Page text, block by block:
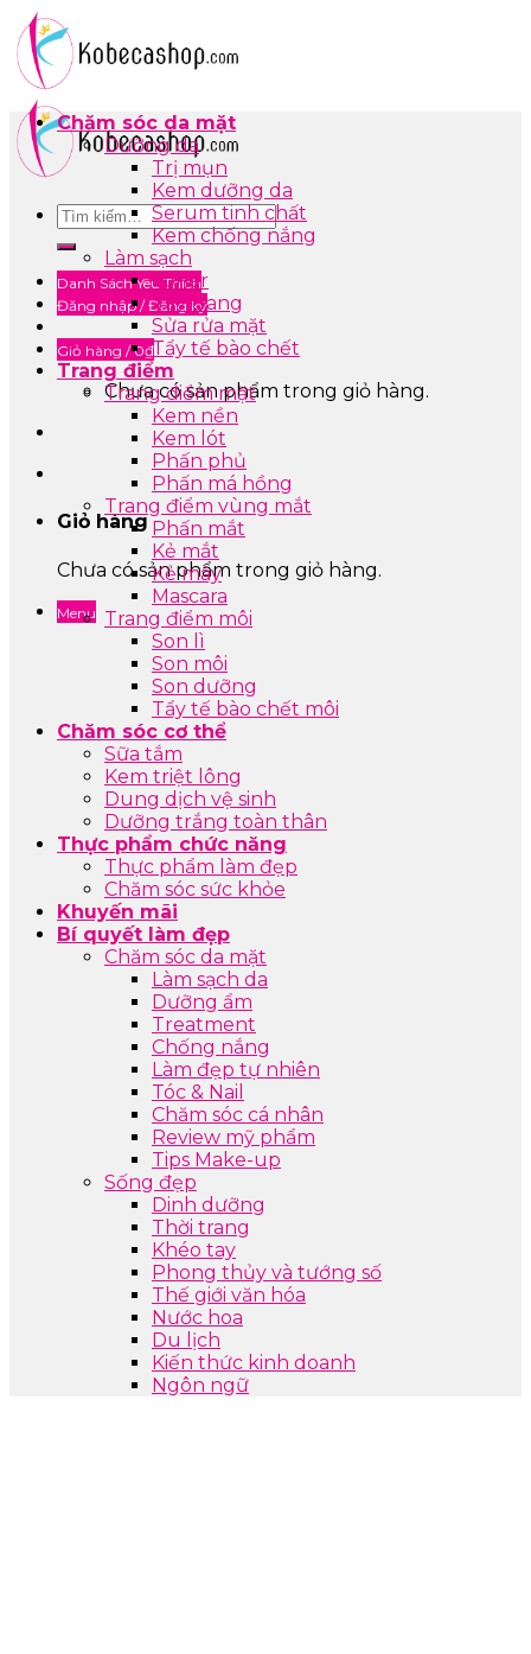
Skip
to
content
Tìm
kiếm:
Danh Sách Yêu Thích
Đăng nhập / Đăng ký
Giỏ hàng /0₫
Chưa có sản phẩm trong giỏ hàng.
Giỏ hàng
Chưa có sản phẩm trong giỏ hàng.
Menu
Chăm sóc da mặt
Dưỡng da
Trị mụn
Kem dưỡng da
Serum tinh chất
Kem chống nắng
Làm sạch
Toner
Tẩy trang
Sửa rửa mặt
Tẩy tế bào chết
Trang điểm
Trang điểm mặt
Kem nền
Kem lót
Phấn phủ
Phấn má hồng
Trang điểm vùng mắt
Phấn mắt
Kẻ mắt
Kẻ mày
Mascara
Trang điểm môi
Son lì
Son môi
Son dưỡng
Tẩy tế bào chết môi
Chăm sóc cơ thể
Sữa tắm
Kem triệt lông
Dung dịch vệ sinh
Dưỡng trắng toàn thân
Thực phẩm chức năng
Thực phẩm làm đẹp
Chăm sóc sức khỏe
Khuyến mãi
Bí quyết làm đẹp
Chăm sóc da mặt
Làm sạch da
Dưỡng ẩm
Treatment
Chống nắng
Làm đẹp tự nhiên
Tóc & Nail
Chăm sóc cá nhân
Review mỹ phẩm
Tips Make-up
Sống đẹp
Dinh dưỡng
Thời trang
Khéo tay
Phong thủy và tướng số
Thế giới văn hóa
Nước hoa
Du lịch
Kiến thức kinh doanh
Ngôn ngữ